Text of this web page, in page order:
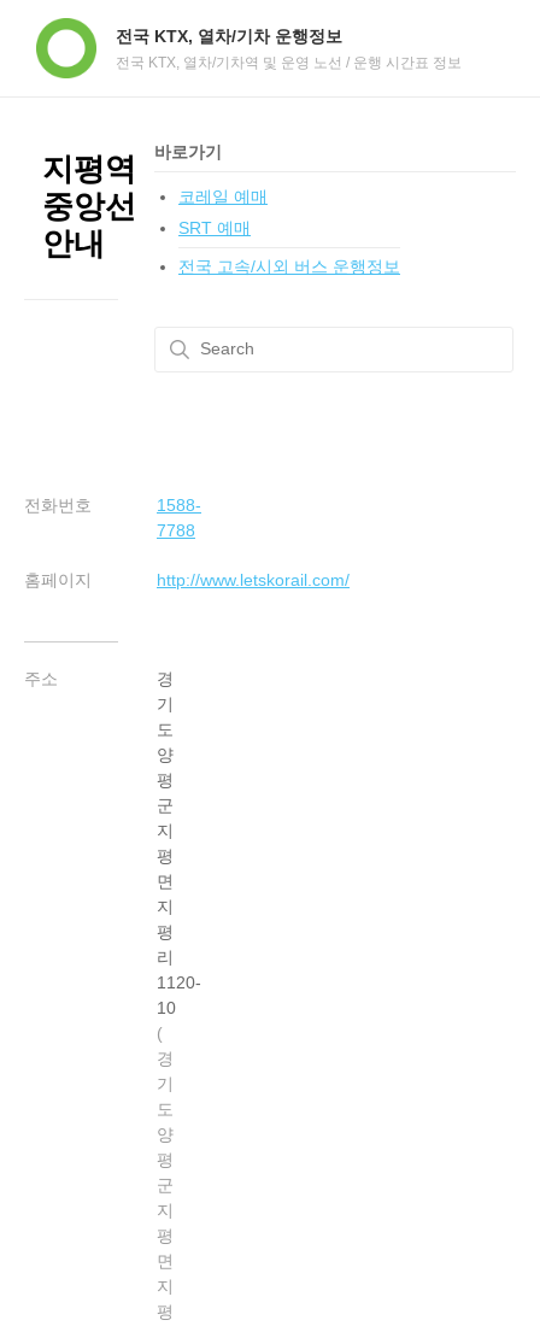
전국 KTX, 열차/기차 운행정보
전국 KTX, 열차/기차역 및 운영 노선 / 운행 시간표 정보
지평역
중앙선
안내
전화번호
1588-
7788
홈페이지 http://www.letskorail.com/
주소
경
기
도
양
평
군
지
평
면
지
평
리
1120-
10
경
기
도
양
평
군
지
평
면
지
평
바로가기
코레일 예매
SRT 예매
전국 고속/시외 버스 운행정보